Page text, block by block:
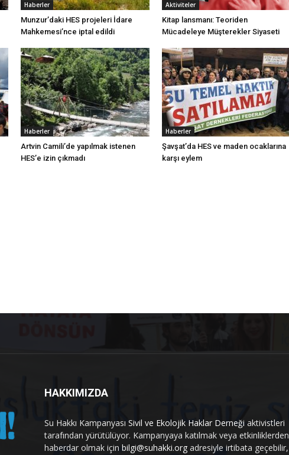
Haberler
Munzur’daki HES projeleri İdare
Mahkemesi’nce iptal edildi
Aktiviteler
Kitap lansmanı: Teoriden
Mücadeleye Müşterekler Siyaseti
Haberler
Artvin Camili’de yapılmak istenen
HES’e izin çıkmadı
Haberler
Şavşat’da HES ve maden ocaklarına
karşı eylem
HAKKIMIZDA
Su Hakkı Kampanyası Sivil ve Ekolojik Haklar Derneği aktivistleri
tarafından yürütülüyor. Kampanyaya katılmak veya etkinliklerden
haberdar olmak için bilgi@suhakki.org adresiyle irtibata geçebilir,